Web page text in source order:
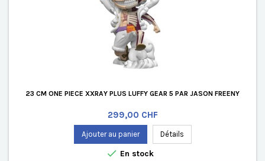
23 CM ONE PIECE XXRAY PLUS LUFFY GEAR 5 PAR JASON FREENY
Prix
299,00 CHF
Ajouter au panier Détails
 En stock